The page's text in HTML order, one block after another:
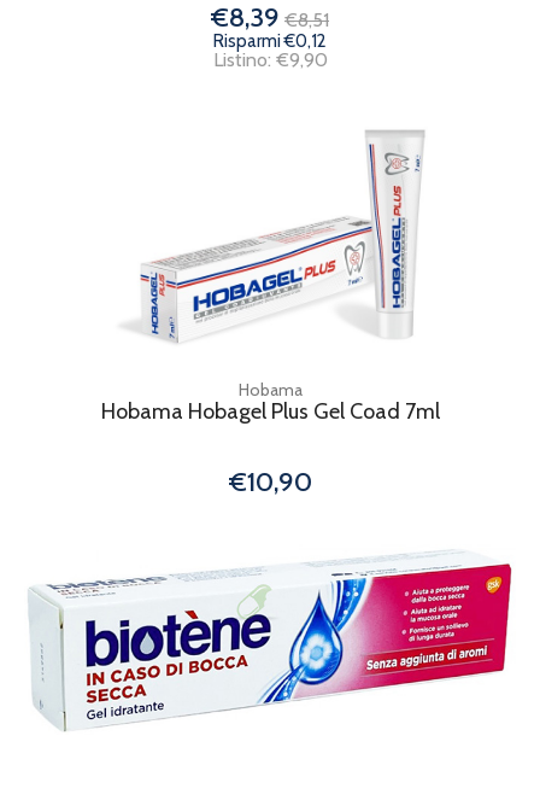
€8,39 €8,51
Risparmi €0,12
Listino: €9,90
Hobama
Hobama Hobagel Plus Gel Coad 7ml
€10,90